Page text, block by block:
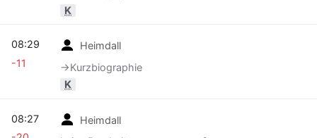
K
Heimdall
→‎Kurzbiographie
K
08:29
-11
Heimdall
08:27